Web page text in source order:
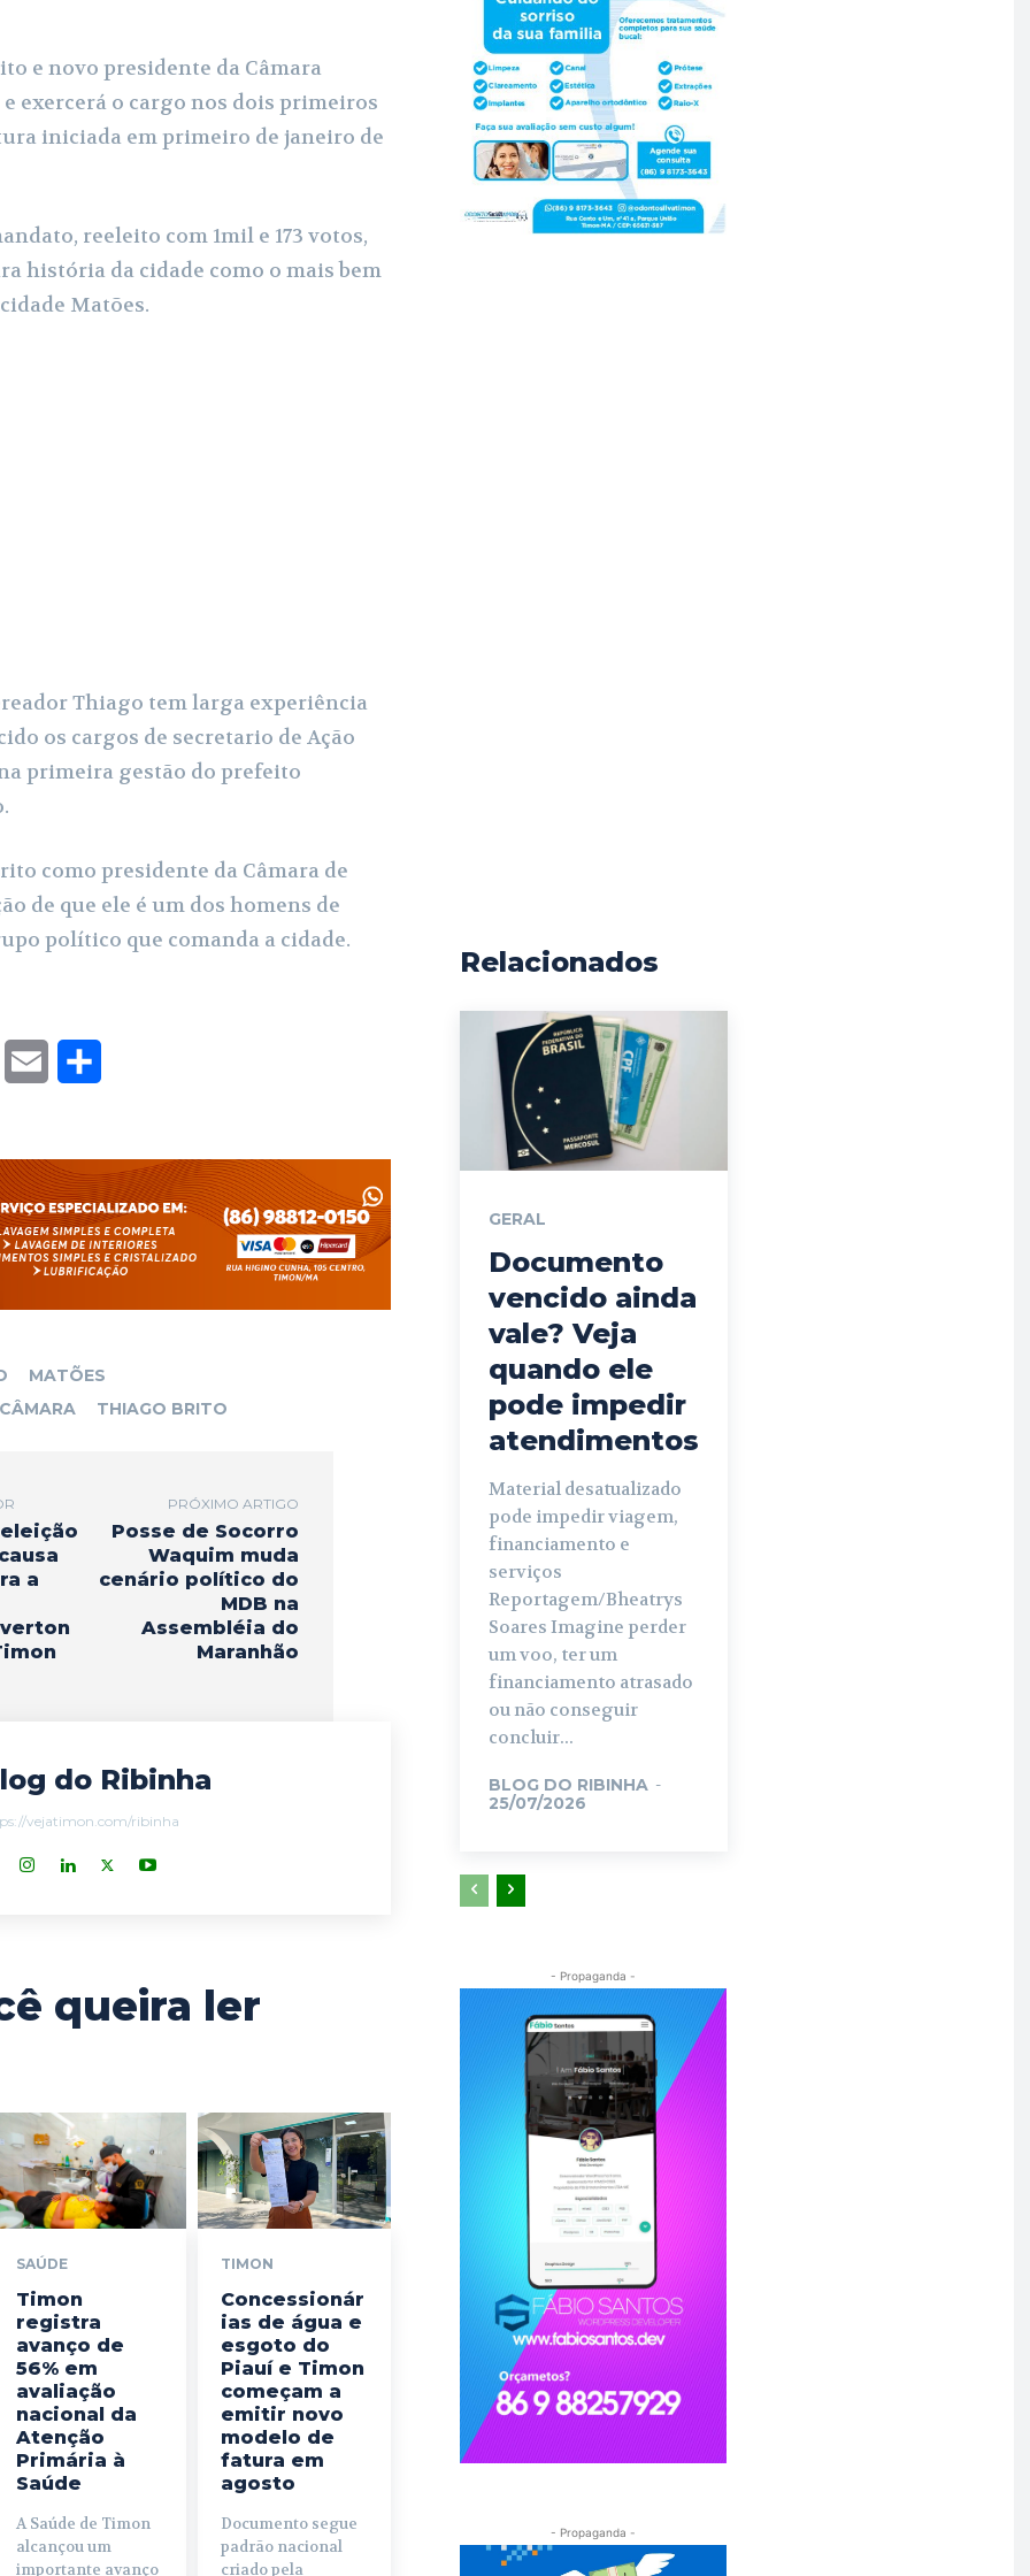
e novo presidente da Câmara
exercerá o cargo nos dois primeiros
iniciada em primeiro de janeiro de
reeleito com 1mil e 173 votos,
história da cidade como o mais bem
Matões.
Thiago tem larga experiência
os cargos de secretario de Ação
primeira gestão do prefeito
como presidente da Câmara de
de que ele é um dos homens de
político que comanda a cidade.
i
l
r
e
MATÕES
THIAGO BRITO
a
PRÓXIMO ARTIGO
Posse de Socorro
Waquim muda
cenário político do
MDB na
Assembléia do
Maranhão
do Ribinha
vejatimon.com/ribinha
queira ler
SAÚDE
Timon
registra
avanço de
56% em
avaliação
nacional da
Atenção
Primária à
Saúde
A Saúde de Timon
alcançou um
importante avanço
TIMON
Concessionár
ias de água e
esgoto do
Piauí e Timon
começam a
emitir novo
modelo de
fatura em
agosto
Documento segue
padrão nacional
criado pela
Relacionados
GERAL
Documento
vencido ainda
vale? Veja
quando ele
pode impedir
atendimentos
Material desatualizado
pode impedir viagem,
financiamento e
serviços
Reportagem/Bheatrys
Soares Imagine perder
um voo, ter um
financiamento atrasado
ou não conseguir
concluir...
BLOG DO RIBINHA -
25/07/2026
- Propaganda -
- Propaganda -